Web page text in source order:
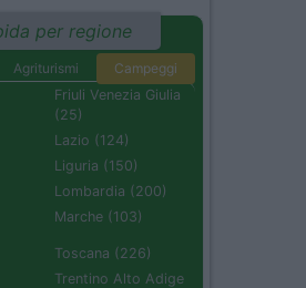
per regione
Agriturismi
Campeggi
Friuli Venezia Giulia
(25)
Lazio (124)
Liguria (150)
Lombardia (200)
Marche (103)
Toscana (226)
Trentino Alto Adige